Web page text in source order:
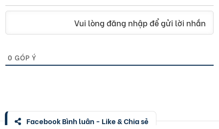
Vui lòng đăng nhập để gửi lời nhắn
0 GÓP Ý
Facebook Bình luận - Like & Chia sẻ